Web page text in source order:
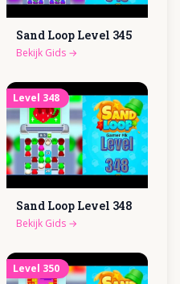
Sand Loop Level 345
Bekijk Gids →
Level 348
Sand Loop Level 348
Bekijk Gids →
Level 350